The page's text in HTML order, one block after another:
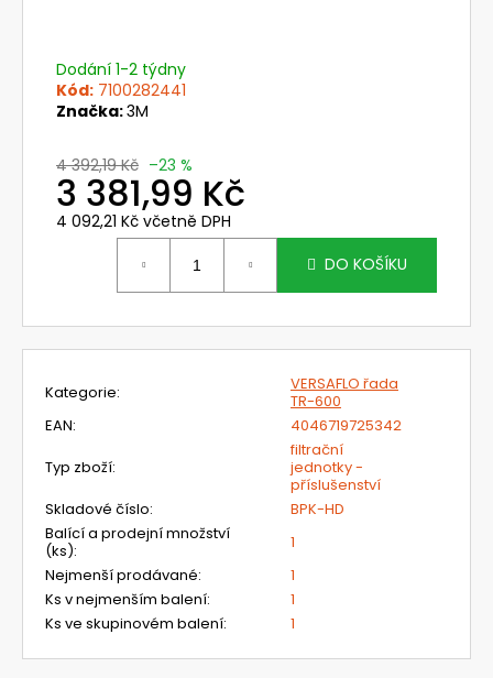
Dodání 1-2 týdny
Kód: 7100282441
Značka:3M
4 392,19 Kč –23 %
3 381,99 Kč
4 092,21 Kč včetně DPH
DO KOŠÍKU
Kategorie:
VERSAFLO řada
TR-600
EAN:
4046719725342
Typ zboží:
filtrační
jednotky -
příslušenství
Skladové číslo:
BPK-HD
Balící a prodejní množství
(ks):
1
Nejmenší prodávané:
1
Ks v nejmenším balení:
1
Ks ve skupinovém balení: 1
PRO
386,40
Původně: